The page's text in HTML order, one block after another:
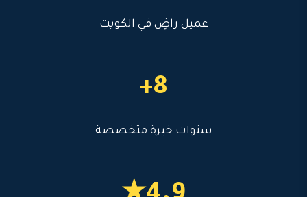
عميل راضٍ في الكويت
8+
سنوات خبرة متخصصة